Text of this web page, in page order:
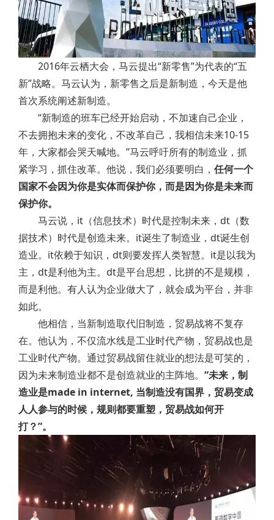
2016年云栖大会，马云提出“新零售”为代表的“五
新”战略。马云认为，新零售之后是新制造，今天是他
首次系统阐述新制造。
“新制造的班车已经开始启动，不加速自己企业，
不去拥抱未来的变化，不改革自己，我相信未来10-15
年，大家都会哭天喊地。”马云呼吁所有的制造业，抓
紧学习，抓住改革。他说，我们必须要明白， 任何一个
国家不会因为你是实体而保护你，而是因为你是未来而
保护你。
马云说，it（信息技术）时代是控制未来，dt（数
据技术）时代是创造未来。it诞生了制造业，dt诞生创
造业。it依赖于知识，dt则要发挥人类智慧。it是以我为
主，dt是利他为主。dt是平台思想，比拼的不是规模，
而是利他。有人认为企业做大了，就会成为平台，并非
如此。
他相信，当新制造取代旧制造，贸易战将不复存
在。他认为，不仅流水线是工业时代产物，贸易战也是
工业时代产物。通过贸易战留住就业的想法是可笑的，
因为未来制造业都不是创造就业的主阵地。 “未来，制
造业是made in internet, 当制造没有国界，贸易变成
人人参与的时候，规则都要重塑，贸易战如何开
打？”。